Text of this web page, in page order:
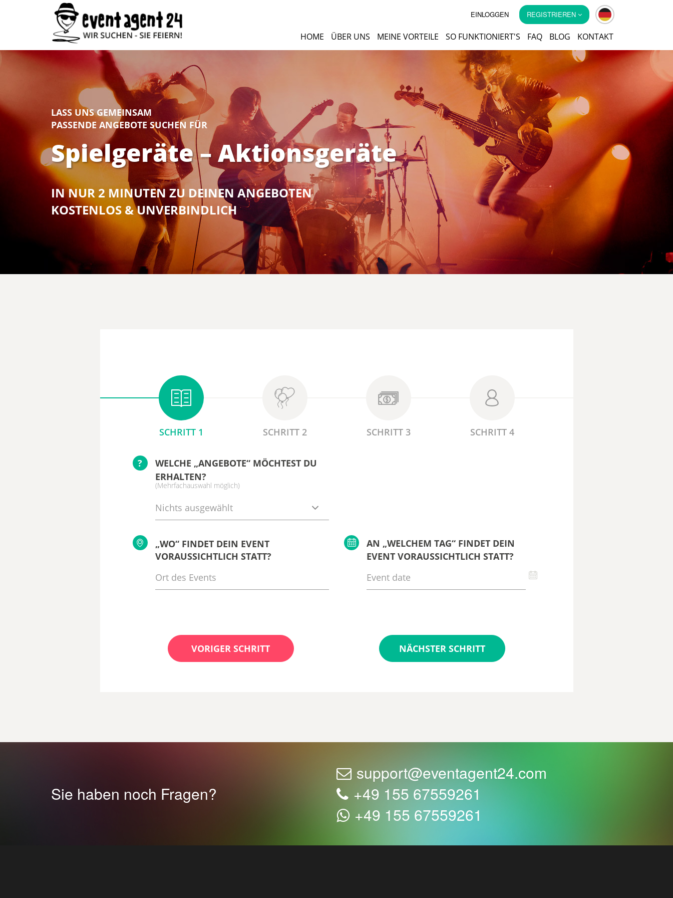
EINLOGGEN REGISTRIEREN
HOME ÜBER UNS MEINE VORTEILE SO FUNKTIONIERT'S FAQ BLOG KONTAKT
LASS UNS GEMEINSAM
PASSENDE ANGEBOTE SUCHEN FÜR
Spielgeräte – Aktionsgeräte
IN NUR 2 MINUTEN ZU DEINEN ANGEBOTEN
KOSTENLOS & UNVERBINDLICH
SCHRITT 1 SCHRITT 2 SCHRITT 3 SCHRITT 4
?
WELCHE „ANGEBOTE“ MÖCHTEST DU
ERHALTEN?
(Mehrfachauswahl möglich)
Nichts ausgewählt
„WO“ FINDET DEIN EVENT
VORAUSSICHTLICH STATT?
AN „WELCHEM TAG“ FINDET DEIN
EVENT VORAUSSICHTLICH STATT?
VORIGER SCHRITT NÄCHSTER SCHRITT
Sie haben noch Fragen?
support@eventagent24.com
+49 155 67559261
+49 155 67559261